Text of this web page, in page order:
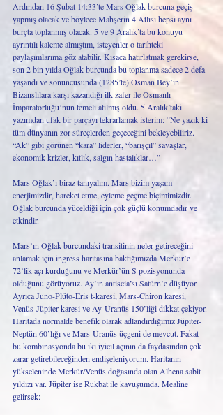
Ardından 16 Şubat 14:33’te Mars Oğlak burcuna geçiş
yapmış olacak ve böylece Mahşerin 4 Atlısı hepsi aynı
burçta toplanmış olacak. 5 ve 9 Aralık’ta bu konuyu
ayrıntılı kaleme almıştım, isteyenler o tarihteki
paylaşımlarıma göz atabilir. Kısaca hatırlatmak gerekirse,
son 2 bin yılda Oğlak burcunda bu toplanma sadece 2 defa
yaşandı ve sonuncusunda (1285’te) Osman Bey’in
Bizanslılara karşı kazandığı ilk zafer ile Osmanlı
İmparatorluğu’nun temeli atılmış oldu. 5 Aralık’taki
yazımdan ufak bir parçayı tekrarlamak isterim: “Ne yazık ki
tüm dünyanın zor süreçlerden geçeceğini bekleyebiliriz.
“Ak” gibi görünen “kara” liderler, “barışçıl” savaşlar,
ekonomik krizler, kıtlık, salgın hastalıklar…”
Mars Oğlak’ı biraz tanıyalım. Mars bizim yaşam
enerjimizdir, hareket etme, eyleme geçme biçimimizdir.
Oğlak burcunda yüceldiği için çok güçlü konumdadır ve
etkindir.
Mars’ın Oğlak burcundaki transitinin neler getireceğini
anlamak için ingress haritasına baktığımızda Merkür’e
72’lik açı kurduğunu ve Merkür’ün S pozisyonunda
olduğunu görüyoruz. Ay’ın antiscia’sı Satürn’e düşüyor.
Ayrıca Juno-Plüto-Eris t-karesi, Mars-Chiron karesi,
Venüs-Jüpiter karesi ve Ay-Üranüs 150’liği dikkat çekiyor.
Haritada normalde benefik olarak adlandırdığımız Jüpiter-
Neptün 60’lığı ve Mars-Üranüs üçgeni de mevcut. Fakat
bu kombinasyonda bu iki iyicil açının da faydasından çok
zarar getirebileceğinden endişeleniyorum. Haritanın
yükseleninde Merkür/Venüs doğasında olan Alhena sabit
yıldızı var. Jüpiter ise Rukbat ile kavuşumda. Mealine
gelirsek: